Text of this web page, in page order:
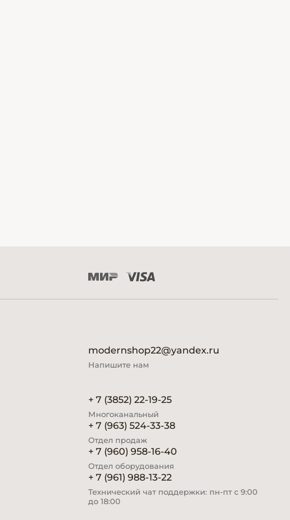
modernshop22@yandex.ru
Напишите нам
+ 7 (3852) 22-19-25
Многоканальный
+ 7 (963) 524-33-38
Отдел продаж
+ 7 (960) 958-16-40
Отдел оборудования
+ 7 (961) 988-13-22
Технический чат поддержки: пн-пт с 9:00
до 18:00